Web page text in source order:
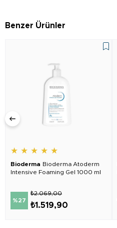
Benzer Ürünler
★ ★ ★ ★ ★
Bioderma Bioderma Atoderm
Intensive Foaming Gel 1000 ml
%27
₺1.519,90
₺2.069,00